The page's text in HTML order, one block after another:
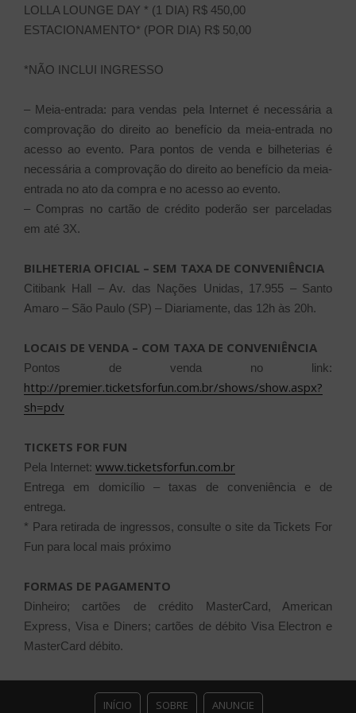
LOLLA LOUNGE DAY * (1 DIA) R$ 450,00
ESTACIONAMENTO* (POR DIA) R$ 50,00
*NÃO INCLUI INGRESSO
– Meia-entrada: para vendas pela Internet é necessária a
comprovação do direito ao benefício da meia-entrada no
acesso ao evento. Para pontos de venda e bilheterias é
necessária a comprovação do direito ao benefício da meia-
entrada no ato da compra e no acesso ao evento.
– Compras no cartão de crédito poderão ser parceladas
em até 3X.
BILHETERIA OFICIAL – SEM TAXA DE CONVENIÊNCIA
Citibank Hall – Av. das Nações Unidas, 17.955 – Santo
Amaro – São Paulo (SP) – Diariamente, das 12h às 20h.
LOCAIS DE VENDA – COM TAXA DE CONVENIÊNCIA
Pontos de venda no link:
http://premier.ticketsforfun.com.br/shows/show.aspx?
sh=pdv
TICKETS FOR FUN
Pela Internet: www.ticketsforfun.com.br
Entrega em domicílio – taxas de conveniência e de
entrega.
* Para retirada de ingressos, consulte o site da Tickets For
Fun para local mais próximo
FORMAS DE PAGAMENTO
Dinheiro; cartões de crédito MasterCard, American
Express, Visa e Diners; cartões de débito Visa Electron e
MasterCard débito.
INÍCIO SOBRE ANUNCIE